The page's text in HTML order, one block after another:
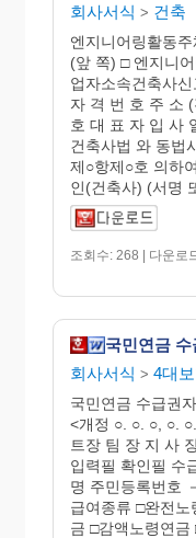
회사서식 > 건축
엔지니어링활동
(앞 쪽) □ 엔지니
업자소속건축사
자 격 번 호 주 소
호 대 표 자 입 사
건축사법 와 동법
제○항제○호 의하
인(건축사) (서명
조회수: 268 | 다운로
국민연금
회사서식 > 4대
국민연금 수급권
<개정 ○. ○. ○, ○.
트장 팀 장 지 사
입력필 확인필 수
명 주민등록번호
급여종류 □완전노
금 □감액노령연